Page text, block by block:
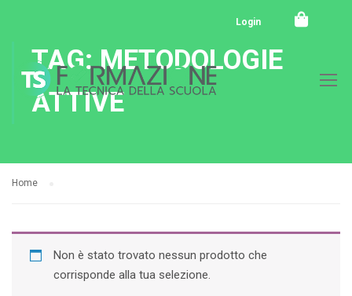
Login
TAG: METODOLOGIE
ATTIVE
Home
Non è stato trovato nessun prodotto che
corrisponde alla tua selezione.